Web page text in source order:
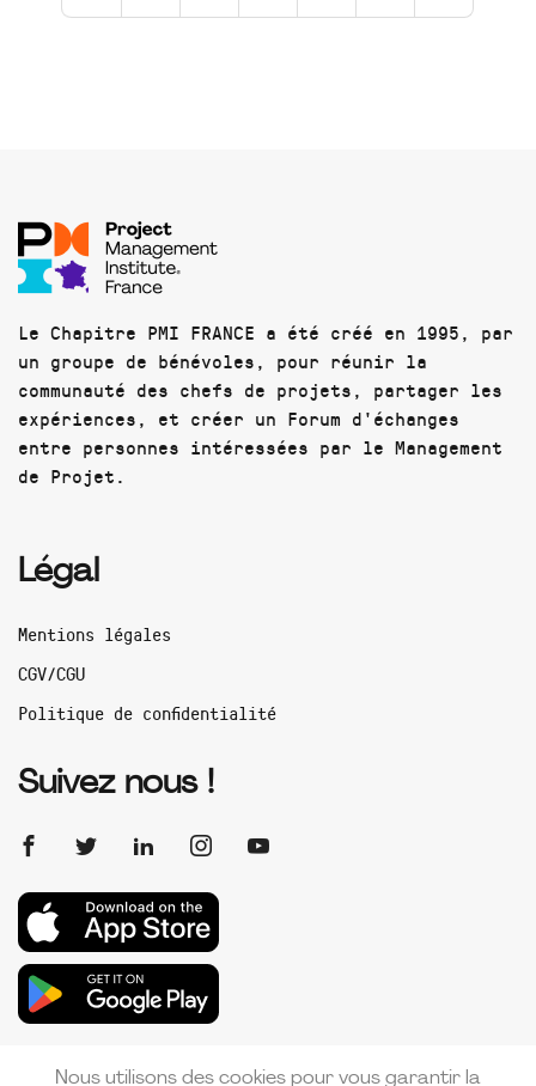
Le Chapitre PMI FRANCE a été créé en 1995, par
un groupe de bénévoles, pour réunir la
communauté des chefs de projets, partager les
expériences, et créer un Forum d'échanges
entre personnes intéressées par le Management
de Projet.
Légal
Mentions légales
CGV/CGU
Politique de confidentialité
Suivez nous !
Nous utilisons des cookies pour vous garantir la